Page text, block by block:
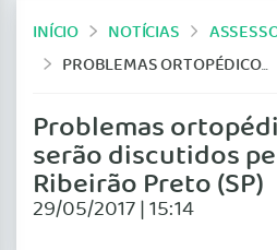
INÍCIO NOTÍCIAS
PROBLEMAS ORTOPÉDICOS DA MÃO SERÃO DISCUTIDOS PELA SBOT EM RIBEIRÃO PRETO (SP)
Problemas
serão discutidos
Ribeirão Preto (SP)
29/05/2017 | 15:14